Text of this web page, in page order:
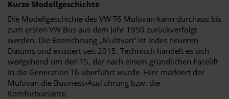
Kurze Modellgeschichte
Die Modellgeschichte des VW T6 Multivan kann durchaus bis
zum ersten VW Bus aus dem Jahr 1950 zurückverfolgt
werden. Die Bezeichnung „Multivan“ ist indes neueren
Datums und existiert seit 2015. Technisch handelt es sich
weitgehend um den T5, der nach einem gründlichen Facelift
in die Generation T6 überführt wurde. Hier markiert der
Multivan die Business-Ausführung bzw. die
Komfortvariante.